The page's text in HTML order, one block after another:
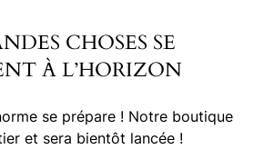
CHOSES SE
À L’HORIZON
se prépare ! Notre boutique
et sera bientôt lancée !